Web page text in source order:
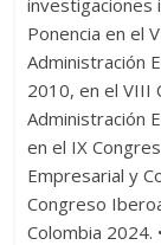
Ponencia en el
Administración
2010, en el VIII
Administración
en el IX
Empresarial y
Congreso
Colombia 2024.